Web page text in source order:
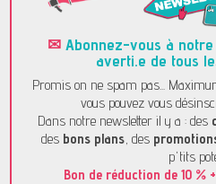
✉ Abonnez-vous à
averti.e de tous
Promis on ne spam pas...
vous pouvez vous
Dans notre newsletter il y a : des
des bons plans , des
p'tits
Bon de réduction de 10 %